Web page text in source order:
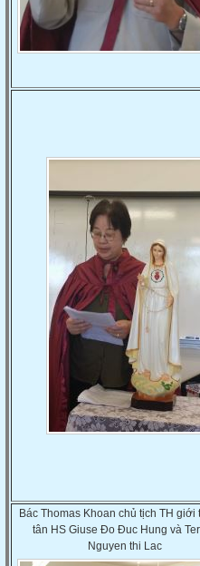
Bác Thomas Khoan chủ tịch TH giới
tân HS Giuse Đo Đuc Hung và
Nguyen thi Lac